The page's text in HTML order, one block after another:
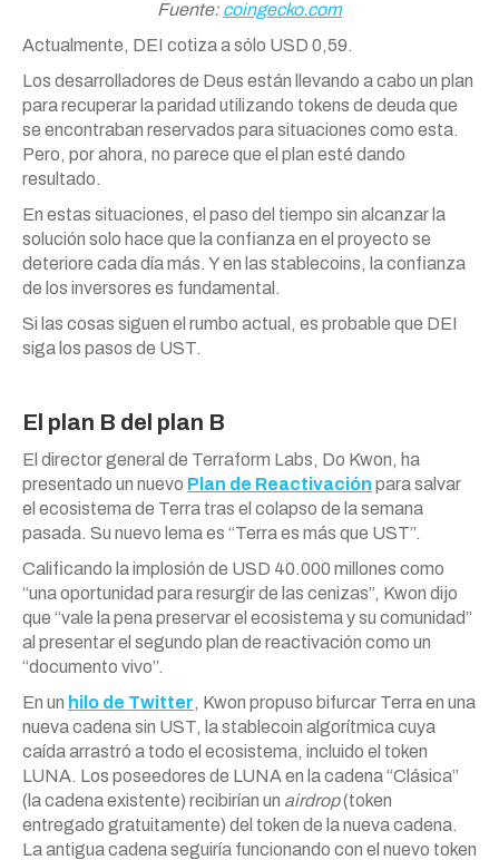
Fuente: coingecko.com
Actualmente, DEI cotiza a sólo USD 0,59.
Los desarrolladores de Deus están llevando a cabo un plan
para recuperar la paridad utilizando tokens de deuda que
se encontraban reservados para situaciones como esta.
Pero, por ahora, no parece que el plan esté dando
resultado.
En estas situaciones, el paso del tiempo sin alcanzar la
solución solo hace que la confianza en el proyecto se
deteriore cada día más. Y en las stablecoins, la confianza
de los inversores es fundamental.
Si las cosas siguen el rumbo actual, es probable que DEI
siga los pasos de UST.
El plan B del plan B
El director general de Terraform Labs, Do Kwon, ha
presentado un nuevo Plan de Reactivación para salvar
el ecosistema de Terra tras el colapso de la semana
pasada. Su nuevo lema es “Terra es más que UST”.
Calificando la implosión de USD 40.000 millones como
“una oportunidad para resurgir de las cenizas”, Kwon dijo
que “vale la pena preservar el ecosistema y su comunidad”
al presentar el segundo plan de reactivación como un
“documento vivo”.
En un hilo de Twitter, Kwon propuso bifurcar Terra en una
nueva cadena sin UST, la stablecoin algorítmica cuya
caída arrastró a todo el ecosistema, incluido el token
LUNA. Los poseedores de LUNA en la cadena “Clásica”
(la cadena existente) recibirían un airdrop(token
entregado gratuitamente) del token de la nueva cadena.
La antigua cadena seguiría funcionando con el nuevo token